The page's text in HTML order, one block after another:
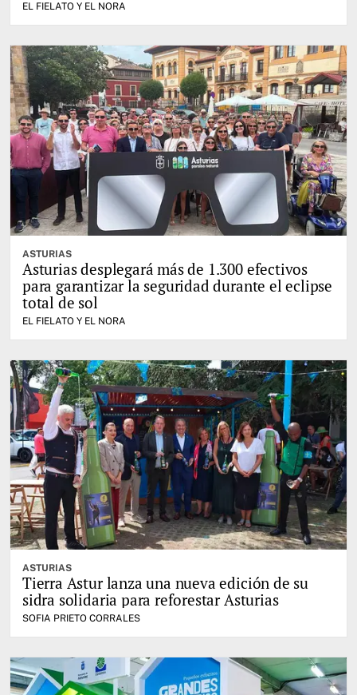
EL FIELATO Y EL NORA
ASTURIAS
Asturias desplegará más de 1.300 efectivos
para garantizar la seguridad durante el eclipse
total de sol
EL FIELATO Y EL NORA
ASTURIAS
Tierra Astur lanza una nueva edición de su
sidra solidaria para reforestar Asturias
SOFIA PRIETO CORRALES